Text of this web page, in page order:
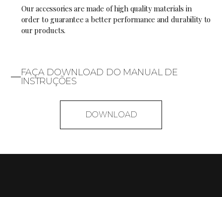
Our accessories are made of high quality materials in
order to guarantee a better performance and durability to
our products.
FAÇA DOWNLOAD DO MANUAL DE
INSTRUÇÕES
DOWNLOAD